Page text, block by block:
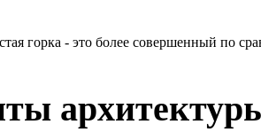
горка - это более совершенный по